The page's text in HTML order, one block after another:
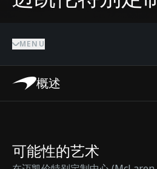
MENU
概述
可能性的艺术